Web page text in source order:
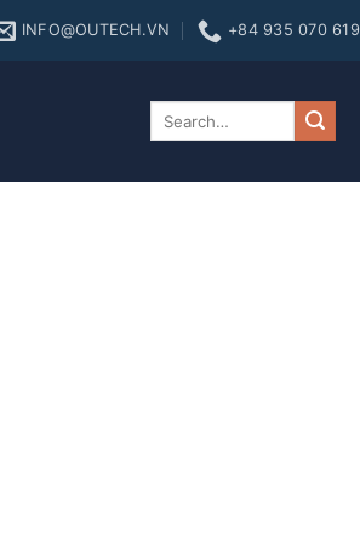
INFO@OUTECH.VN +84 935 070 619
maszynach